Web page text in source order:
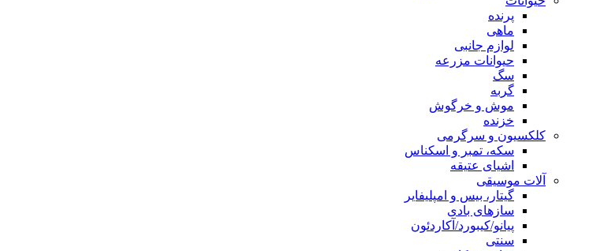
پرنده
ماهی
لوازم جانبی
حیوانات مزرعه
سگ
گربه
موش و خرگوش
خزنده
کلکسیون و سرگرمی
سکه، تمبر و اسکناس
اشیای عتیقه
آلات موسیقی
گیتار، بیس و امپلیفایر
سازهای بادی
پیانو/کیبورد/آکاردئون
سنتی